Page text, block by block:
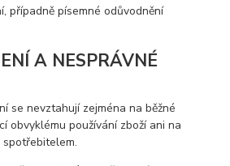
případně písemné odůvodnění
A NESPRÁVNÉ
se nevztahují zejména na běžné
obvyklému používání zboží ani na